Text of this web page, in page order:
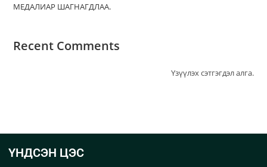
МЕДАЛИАР ШАГНАГДЛАА.
Recent Comments
Үзүүлэх сэтгэгдэл алга.
ҮНДСЭН ЦЭС